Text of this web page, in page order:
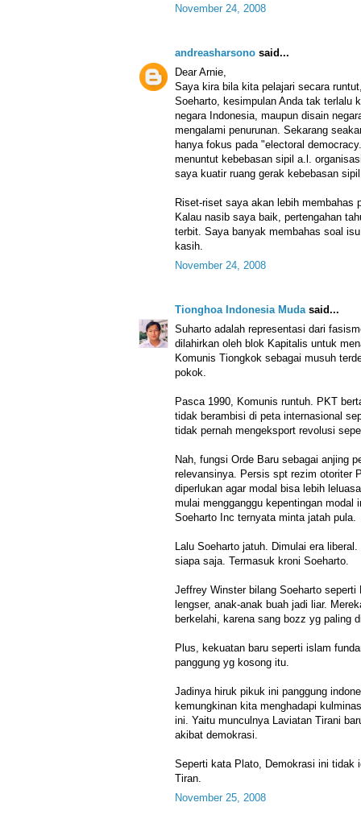
November 24, 2008
andreasharsono said...
Dear Arnie,
Saya kira bila kita pelajari secara
Soeharto, kesimpulan Anda tak terlalu
negara Indonesia, maupun disain
mengalami penurunan. Sekarang
hanya fokus pada "electoral
menuntut kebebasan sipil a.l.
saya kuatir ruang gerak kebebasan
Riset-riset saya akan lebih membahas
Kalau nasib saya baik, pertengahan
terbit. Saya banyak membahas soal
kasih.
November 24, 2008
Tionghoa Indonesia Muda said...
Suharto adalah representasi dari
dilahirkan oleh blok Kapitalis untuk
Komunis Tiongkok sebagai musuh
pokok.
Pasca 1990, Komunis runtuh. PKT
tidak berambisi di peta internasional
tidak pernah mengeksport revolusi
Nah, fungsi Orde Baru sebagai anjing
relevansinya. Persis spt rezim otoriter
diperlukan agar modal bisa lebih
mulai mengganggu kepentingan modal
Soeharto Inc ternyata minta jatah pula.
Lalu Soeharto jatuh. Dimulai era
siapa saja. Termasuk kroni Soeharto.
Jeffrey Winster bilang Soeharto
lengser, anak-anak buah jadi liar.
berkelahi, karena sang bozz yg paling
Plus, kekuatan baru seperti islam
panggung yg kosong itu.
Jadinya hiruk pikuk ini panggung
kemungkinan kita menghadapi
ini. Yaitu munculnya Laviatan Tirani
akibat demokrasi.
Seperti kata Plato, Demokrasi ini tidak
Tiran.
November 25, 2008